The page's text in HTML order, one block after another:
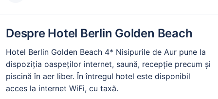
Despre Hotel Berlin Golden Beach
Hotel Berlin Golden Beach 4* Nisipurile de Aur pune la
dispoziția oaspeților internet, saună, recepție precum și
piscină în aer liber. În întregul hotel este disponibil
acces la internet WiFi, cu taxă.